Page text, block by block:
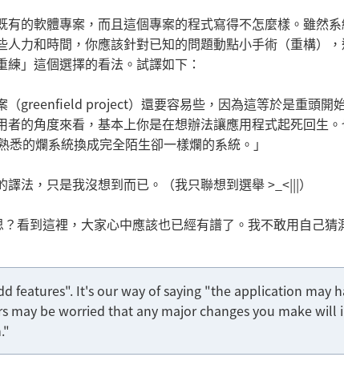
的軟體專案，而且這個專案的程式寫得不怎麼樣。雖然
力和時間，你應該針對已知的問題動點小手術（重構）
」這個選擇的看法。試譯如下：
（greenfield project）還要容易些，因為這等於是重頭開
的角度來看，基本上你是在想辦法讓應用程式起死回生
的爛系統換成完全陌生卻一樣爛的系統。」
法，只是我沒想到而已。（我只聯想到選舉 >_<|||）
看到這裡，大家心中應該也已經有譜了。我不敢用自己猜
features". It's our way of saying "the application may
may be worried that any major changes you make